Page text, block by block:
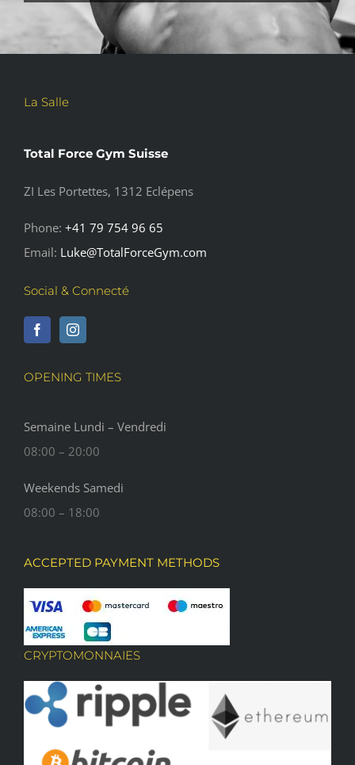
La Salle
Total Force Gym Suisse
ZI Les Portettes, 1312 Eclépens
Phone: +41 79 754 96 65
Email: Luke@TotalForceGym.com
Social & Connecté
OPENING TIMES
Semaine Lundi – Vendredi
08:00 – 20:00
Weekends Samedi
08:00 – 18:00
ACCEPTED PAYMENT METHODS
CRYPTOMONNAIES